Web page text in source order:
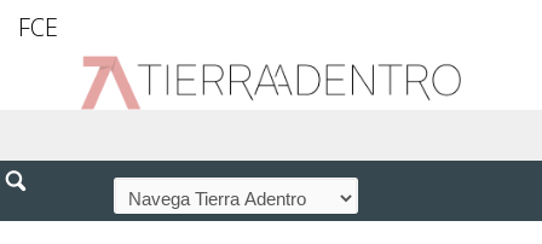
FCE